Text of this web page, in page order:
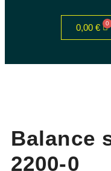
0,00 €
Balance
2200-0